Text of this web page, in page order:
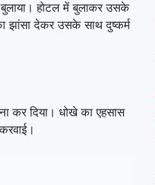
होटल में बुलाकर उसके
झांसा देकर उसके साथ दुष्कर्म
कर दिया। धोखे का एहसास